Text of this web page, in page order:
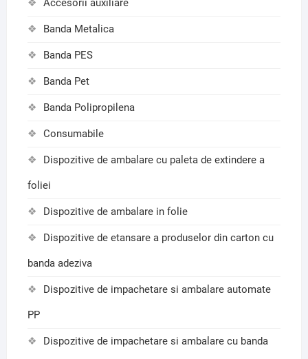
Accesorii auxiliare
Banda Metalica
Banda PES
Banda Pet
Banda Polipropilena
Consumabile
Dispozitive de ambalare cu paleta de extindere a
foliei
Dispozitive de ambalare in folie
Dispozitive de etansare a produselor din carton cu
banda adeziva
Dispozitive de impachetare si ambalare automate
PP
Dispozitive de impachetare si ambalare cu banda